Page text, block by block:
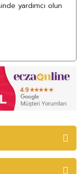
yardımcı olun